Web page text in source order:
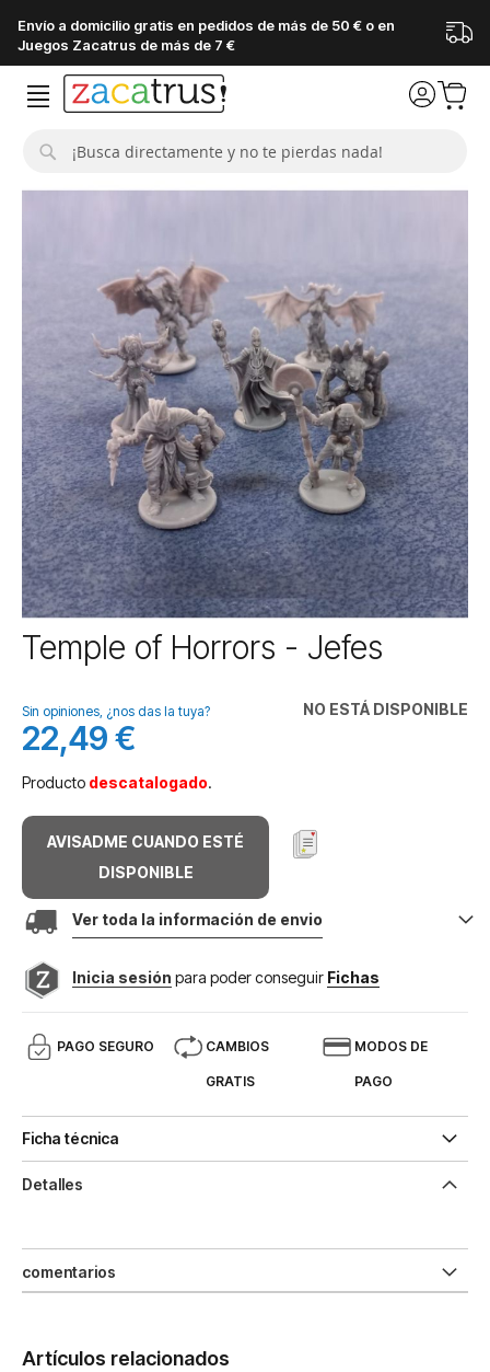
Envío a domicilio gratis en pedidos de más de 50 € o en
Juegos Zacatrus de más de 7 €
Saltar
Saltar
al
de
la
galería
imágenes
Temple of Horrors - Jefes
NO ESTÁ DISPONIBLE
Sin opiniones, ¿nos das la tuya?
22,49 €
Producto descatalogado.
AVISADME CUANDO ESTÉ
DISPONIBLE
Ver toda la información de envio
Inicia sesión para poder conseguir Fichas
PAGO SEGURO CAMBIOS
GRATIS
MODOS DE
PAGO
Ficha técnica
Detalles
comentarios
Artículos relacionados